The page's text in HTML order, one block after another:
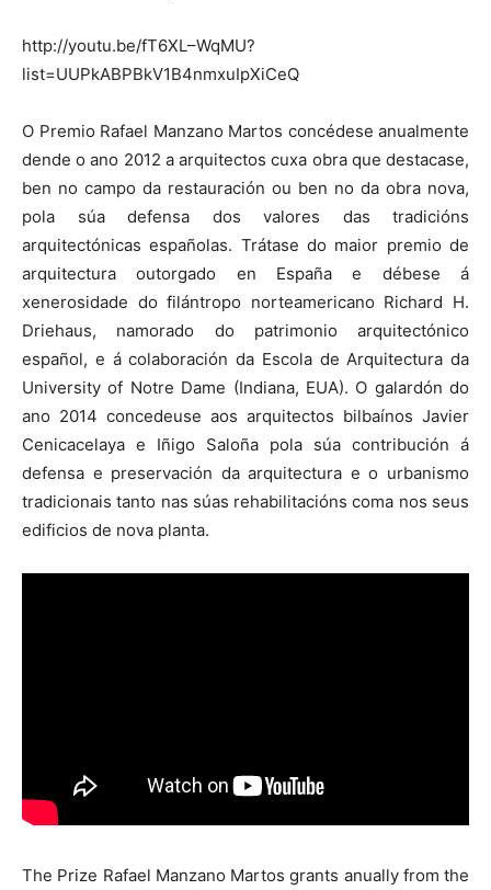
http://youtu.be/fT6XL–WqMU?
list=UUPkABPBkV1B4nmxuIpXiCeQ
O Premio Rafael Manzano Martos concédese anualmente
dende o ano 2012 a arquitectos cuxa obra que destacase,
ben no campo da restauración ou ben no da obra nova,
pola súa defensa dos valores das tradicións
arquitectónicas españolas. Trátase do maior premio de
arquitectura outorgado en España e débese á
xenerosidade do filántropo norteamericano Richard H.
Driehaus, namorado do patrimonio arquitectónico
español, e á colaboración da Escola de Arquitectura da
University of Notre Dame (Indiana, EUA). O galardón do
ano 2014 concedeuse aos arquitectos bilbaínos Javier
Cenicacelaya e Iñigo Saloña pola súa contribución á
defensa e preservación da arquitectura e o urbanismo
tradicionais tanto nas súas rehabilitacións coma nos seus
edificios de nova planta.
The Prize Rafael Manzano Martos grants anually from the